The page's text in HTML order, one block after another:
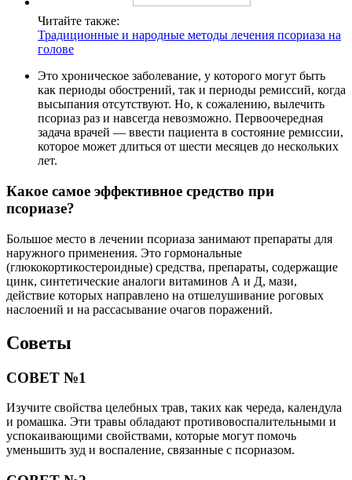
Читайте также:
Традиционные и народные методы лечения псориаза на
голове
Это хроническое заболевание, у которого могут быть
как периоды обострений, так и периоды ремиссий, когда
высыпания отсутствуют. Но, к сожалению, вылечить
псориаз раз и навсегда невозможно. Первоочередная
задача врачей — ввести пациента в состояние ремиссии,
которое может длиться от шести месяцев до нескольких
лет.
Какое самое эффективное средство при
псориазе?
Большое место в лечении псориаза занимают препараты для
наружного применения. Это гормональные
(глюкокортикостероидные) средства, препараты, содержащие
цинк, синтетические аналоги витаминов А и Д, мази,
действие которых направлено на отшелушивание роговых
наслоений и на рассасывание очагов поражений.
Советы
СОВЕТ №1
Изучите свойства целебных трав, таких как череда, календула
и ромашка. Эти травы обладают противовоспалительными и
успокаивающими свойствами, которые могут помочь
уменьшить зуд и воспаление, связанные с псориазом.